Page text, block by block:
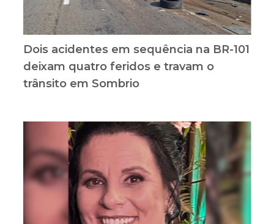
Dois acidentes em sequência na BR-101
deixam quatro feridos e travam o
trânsito em Sombrio